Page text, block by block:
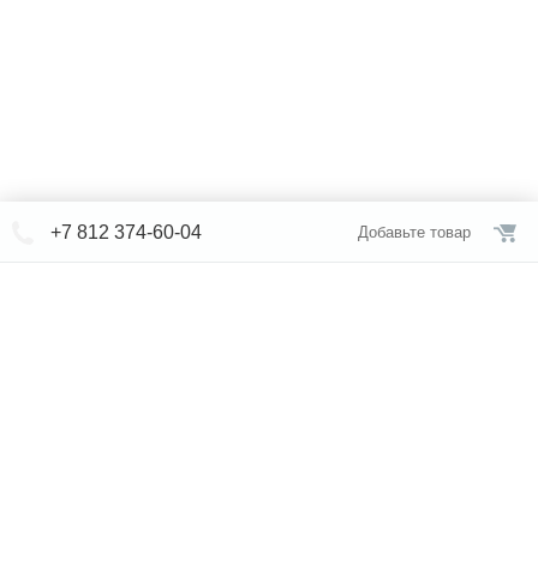
+7 812 374-60-04 Добавьте товар